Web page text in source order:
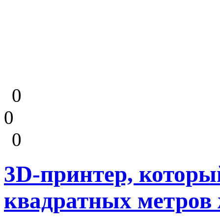
0
0
0
3D-принтер,
квадратных